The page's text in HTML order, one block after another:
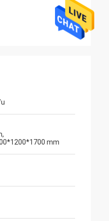
mm